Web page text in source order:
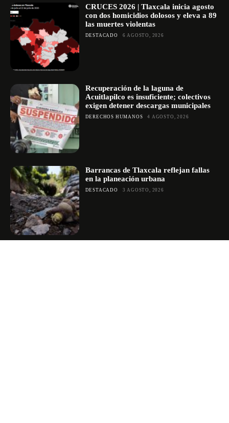
CRUCES 2026 | Tlaxcala inicia agosto
con dos homicidios dolosos y eleva a 89
las muertes violentas
DESTACADO 6 AGOSTO, 2026
Recuperación de la laguna de
Acuitlapilco es insuficiente; colectivos
exigen detener descargas municipales
DERECHOS HUMANOS 4 AGOSTO, 2026
Barrancas de Tlaxcala reflejan fallas
en la planeación urbana
DESTACADO 3 AGOSTO, 2026